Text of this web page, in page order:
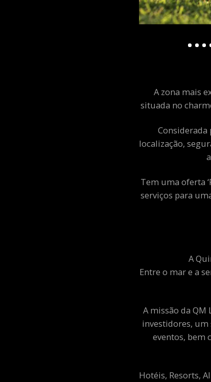
A zona mais
situada no
localização,
Tem uma oferta
serviços para
A
Entre o mar e a
A missão da QM
investidores, um
eventos, bem
Hotéis, Resorts,